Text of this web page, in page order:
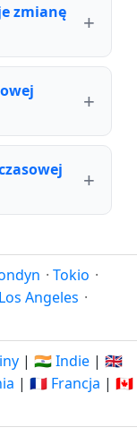
zmianę
· Tokio ·
Los Angeles ·
| 🇮🇳 Indie | 🇬🇧
| 🇫🇷 Francja | 🇨🇦